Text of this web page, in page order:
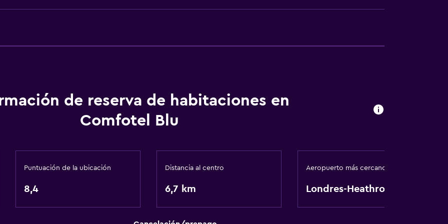
Servicios y facilidades
Acceso con tarjeta
Sistema de entretenimiento
de reserva de habitaciones en
Comfotel Blu
Puntuación de la ubicación
8,4
Distancia al centro
6,7 km
Aeropuerto más cercano
Londres-Heathrow